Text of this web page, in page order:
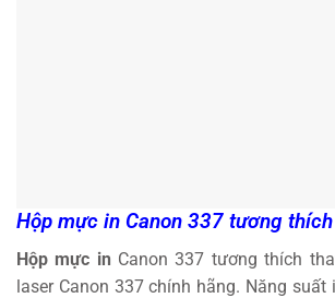
Hộp mực in Canon 337 tương thích
Hộp mực in Canon 337 tương thích
laser Canon 337 chính hãng. Năng